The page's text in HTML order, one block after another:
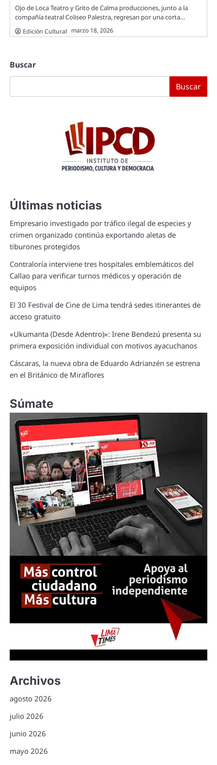
Ojo de Loca Teatro y Grito de Calma producciones, junto a la
compañía teatral Coliseo Palestra, regresan por una corta…
Edición Cultural marzo 18, 2026
Buscar
Buscar
Últimas noticias
Empresario investigado por tráfico ilegal de especies y
crimen organizado continúa exportando aletas de
tiburones protegidos
Contraloría interviene tres hospitales emblemáticos del
Callao para verificar turnos médicos y operación de
equipos
El 30 Festival de Cine de Lima tendrá sedes itinerantes de
acceso gratuito
«Ukumanta (Desde Adentro)»: Irene Bendezú presenta su
primera exposición individual con motivos ayacuchanos
Cáscaras, la nueva obra de Eduardo Adrianzén se estrena
en el Británico de Miraflores
Súmate
Archivos
agosto 2026
julio 2026
junio 2026
mayo 2026